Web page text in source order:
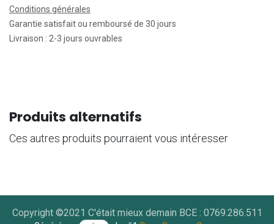
Conditions générales
Garantie satisfait ou remboursé de 30 jours
Livraison : 2-3 jours ouvrables
Produits alternatifs
Ces autres produits pourraient vous intéresser
Copyright ©2021 C'était mieux demain BCE : 0769.286.511